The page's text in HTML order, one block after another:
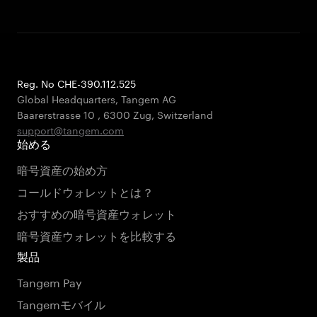
Reg. No CHE-390.112.525
Global Headquarters, Tangem AG
Baarerstrasse 10 , 6300 Zug, Switzerland
support@tangem.com
始める
暗号資産の始め方
コールドウォレットとは？
おすすめの暗号資産ウォレット
暗号資産ウォレットを比較する
製品
Tangem Pay
Tangemモバイル